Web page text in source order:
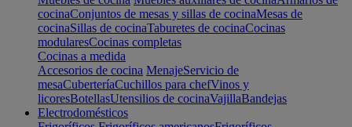
cocinaConjuntos de mesas y sillas de cocinaMesas de
cocinaSillas de cocinaTaburetes de cocinaCocinas
modularesCocinas completas
Cocinas a medida
Accesorios de cocina MenajeServicio de
mesaCuberteríaCuchillos para chefVinos y
licoresBotellasUtensilios de cocinaVajillaBandejas
Electrodomésticos